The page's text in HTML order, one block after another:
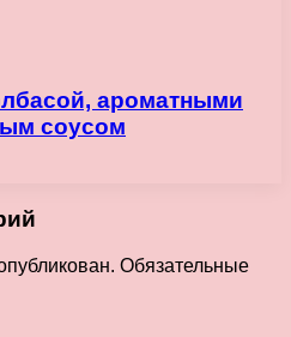
ароматными
соусом
Обязательные